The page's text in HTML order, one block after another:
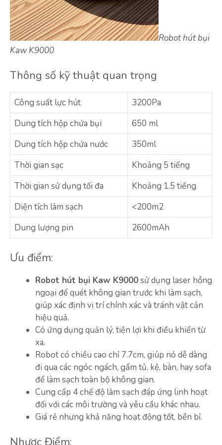
Robot hút bụi
Kaw K9000
Thông số kỹ thuật quan trọng
Công suất lực hút
3200Pa
Dung tích hộp chứa bụi
650 ml
Dung tích hộp chứa nước
350ml
Thời gian sạc
Khoảng 5 tiếng
Thời gian sử dụng tối đa
Khoảng 1.5 tiếng
Diện tích làm sạch
<200m2
Dung lượng pin
2600mAh
Ưu điểm:
Robot hút bụi Kaw K9000sử dụng laser hồng
ngoại để quét không gian trước khi làm sạch,
giúp xác định vị trí chính xác và tránh vật cản
hiệu quả.
Có ứng dụng quản lý, tiện lợi khi điều khiển từ
xa.
Robot có chiều cao chỉ 7.7cm, giúp nó dễ dàng
đi qua các ngóc ngách, gầm tủ, kệ, bàn, hay sofa
để làm sạch toàn bộ không gian.
Cung cấp 4 chế độ làm sạch đáp ứng linh hoạt
đối với các môi trường và yêu cầu khác nhau.
Giá rẻ nhưng khả năng hoạt động tốt, bền bỉ.
Nhược Điểm: